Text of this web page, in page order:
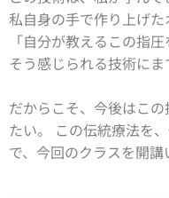
私自身の手で作り上げた
「自分が教えるこの指
そう感じられる技術にま
だからこそ、今後はこ
たい。 この伝統療法を
で、今回のクラスを開講